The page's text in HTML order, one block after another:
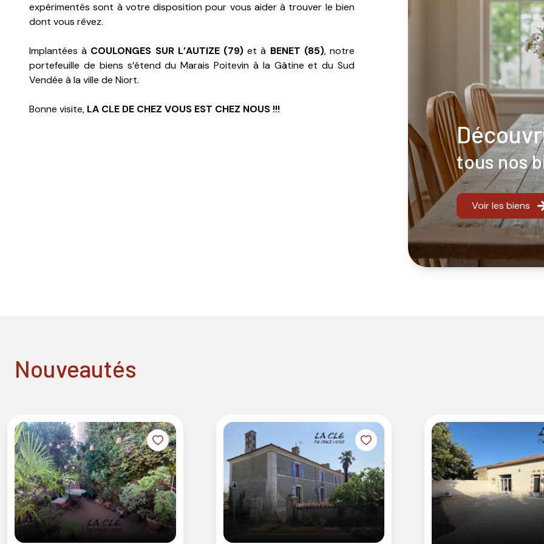
tous nos
Voir les biens
expérimentés sont à votre disposition pour vous aider à trouver le bien
dont vous rêvez.
Implantées à COULONGES SUR L’AUTIZE (79) et à BENET (85), notre
portefeuille de biens s’étend du Marais Poitevin à la Gâtine et du Sud
Vendée à la ville de Niort.
Bonne visite, LA CLE DE CHEZ VOUS EST CHEZ NOUS !!!
nouveautés